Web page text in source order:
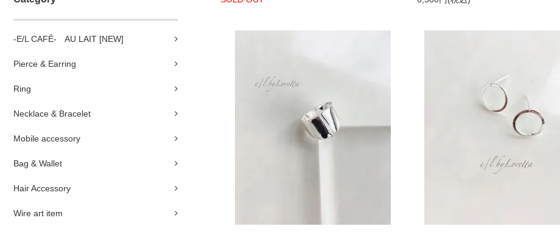
-E/L CAFÉ- AU LAIT [NEW]
Pierce & Earring
Ring
Necklace & Bracelet
Mobile accessory
Bag & Wallet
Hair Accessory
Wire art item